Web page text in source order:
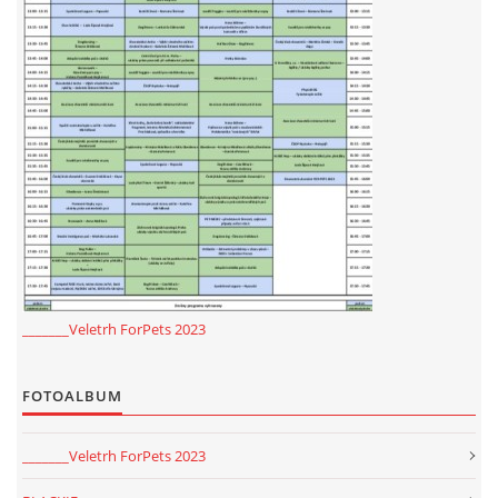
_______Veletrh ForPets 2023
FOTOALBUM
_______Veletrh ForPets 2023